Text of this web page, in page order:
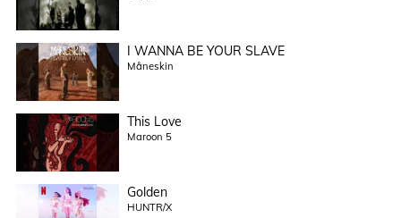
I WANNA BE YOUR SLAVE
Måneskin
This Love
Maroon 5
Golden
HUNTR/X